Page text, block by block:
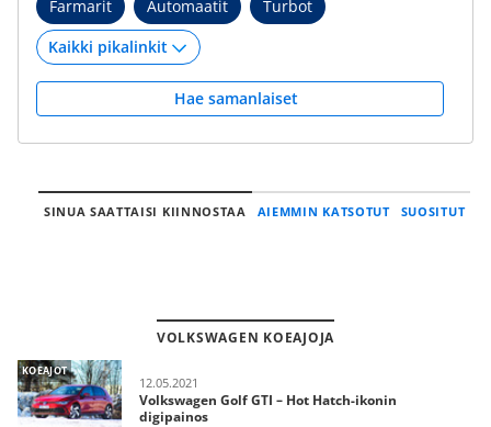
Farmarit Automaatit Turbot
Hae samanlaiset
SINUA SAATTAISI KIINNOSTAA AIEMMIN KATSOTUT SUOSITUT
VOLKSWAGEN KOEAJOJA
KOEAJOT
12.05.2021
Volkswagen Golf GTI – Hot Hatch-ikonin
digipainos